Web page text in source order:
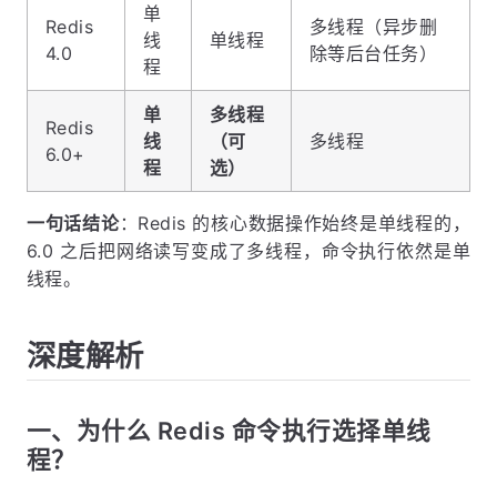
Redis
4.0
单
线
程
单线程
多线程（异步删
除等后台任务）
Redis
6.0+
单
线
程
多线程
（可
选）
多线程
一句话结论：Redis 的核心数据操作始终是单线程的，
6.0 之后把网络读写变成了多线程，命令执行依然是单
线程。
深度解析
一、为什么 Redis 命令执行选择单线
程？